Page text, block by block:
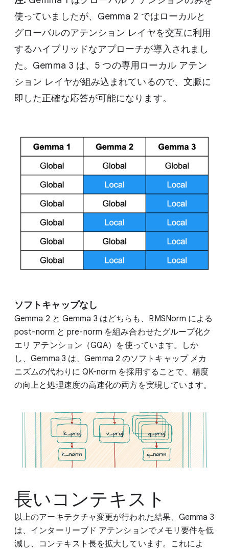
使っていましたが、Gemma 2 ではローカルと
グローバルのアテンション レイヤを交互に利用
するハイブリッドなアプローチが導入されまし
た。Gemma 3 は、5 つの専用ローカル アテン
ション レイヤが組み込まれているので、文脈に
即した正確な応答が可能になります。
ソフトキャップなし
Gemma 2 と Gemma 3 はどちらも、RMSNorm による
post-norm と pre-norm を組み合わせたグループ化ク
エリ アテンション（GQA）を使っています。しか
し、Gemma 3 は、Gemma 2 のソフトキャップ メカ
ニズムの代わりに QK-norm を採用することで、精度
の向上と処理速度の高速化の両方を実現しています。
長いコンテキスト
以上のアーキテクチャ変更が行われた結果、Gemma 3
は、インターリーブド アテンションでメモリ要件を低
減し、コンテキスト長を拡大しています。これによ